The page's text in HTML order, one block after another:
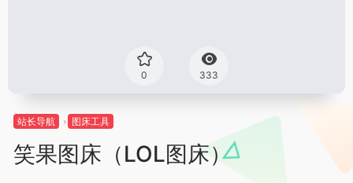
0 333
站长导航 图床工具
笑果图床（LOL图床）